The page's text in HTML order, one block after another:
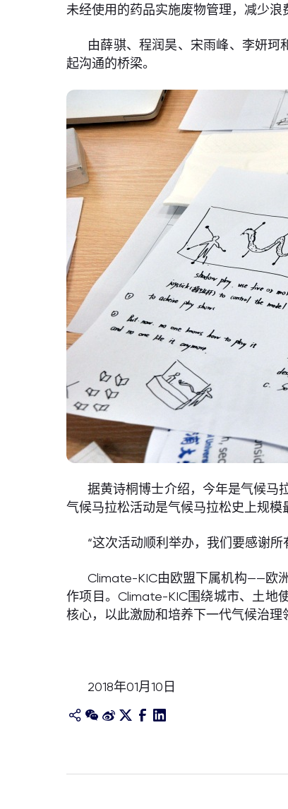
未经使用的药品实施废物管理，减少浪
由薛骐、程润昊、宋雨峰、李妍珂
起沟通的桥梁。
据黄诗桐博士介绍，今年是气候马
气候马拉松活动是气候马拉松史上规模
“这次活动顺利举办，我们要感谢
Climate-KIC由欧盟下属机构——欧
作项目。Climate-KIC围绕城市、土地
核心，以此激励和培养下一代气候治理
2018年01月10日